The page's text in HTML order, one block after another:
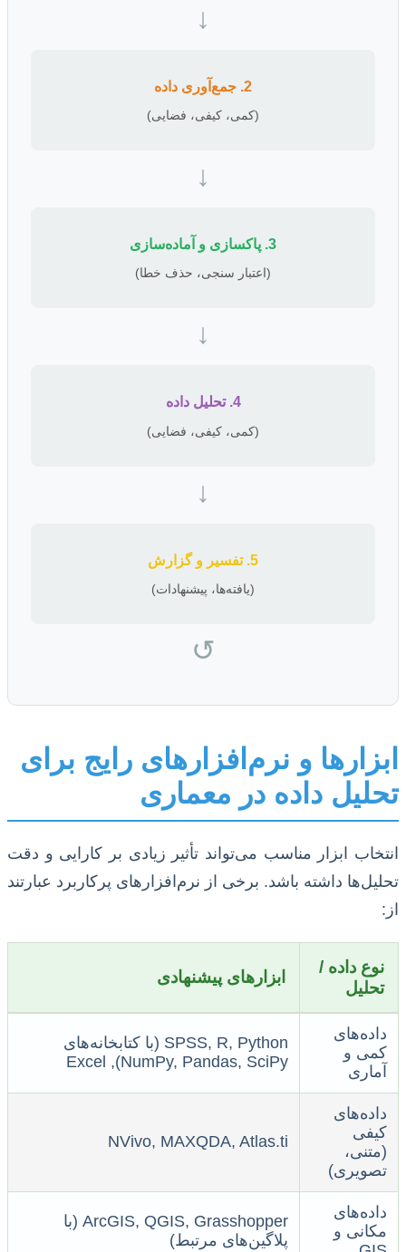
↓
2. جمع‌آوری داده
(کمی، کیفی، فضایی)
↓
3. پاکسازی و آماده‌سازی
(اعتبار سنجی، حذف خطا)
↓
4. تحلیل داده
(کمی، کیفی، فضایی)
↓
5. تفسیر و گزارش
(یافته‌ها، پیشنهادات)
↺
ابزارها و نرم‌افزارهای رایج برای
تحلیل داده در معماری
انتخاب ابزار مناسب می‌تواند تأثیر زیادی بر کارایی و دقت
تحلیل‌ها داشته باشد. برخی از نرم‌افزارهای پرکاربرد عبارتند
از:
نوع داده /
تحلیل
ابزارهای پیشنهادی
داده‌های
کمی و
آماری
SPSS, R, Python (با کتابخانه‌های
NumPy, Pandas, SciPy), Excel
داده‌های
کیفی
(متنی،
تصویری)
NVivo, MAXQDA, Atlas.ti
داده‌های
مکانی و
ArcGIS, QGIS, Grasshopper (با
پلاگین‌های مرتبط)